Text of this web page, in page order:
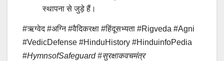
स्थापना से जुड़े हैं।
#ऋग्वेद #अग्नि #वैदिकरक्षा #हिंदूसभ्यता #Rigveda #Agni
#VedicDefense #HinduHistory #HinduinfoPedia
#HymnsofSafeguard #सुरक्षाकवचमंत्र